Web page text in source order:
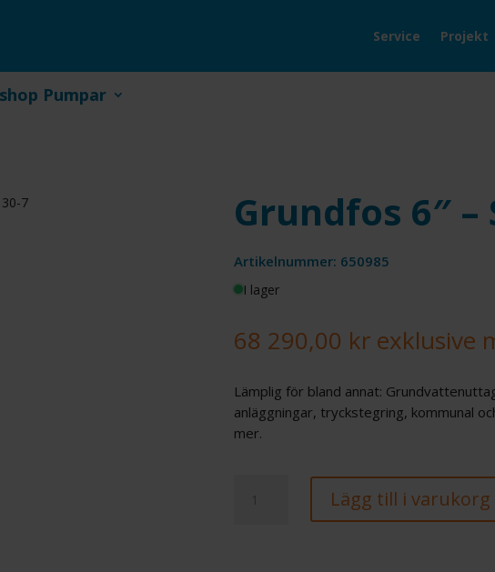
Service Projekt
Pumpar
7 Grundfos 6″ –
Artikelnummer: 650985
I lager
68 290,00 kr exklusive
Lämplig för bland annat:
anläggningar, tryckstegring, kommunal
mer.
Lägg till i varukorg